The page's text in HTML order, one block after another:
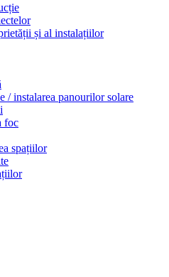
și al instalațiilor
/ instalarea panourilor solare
foc
spațiilor